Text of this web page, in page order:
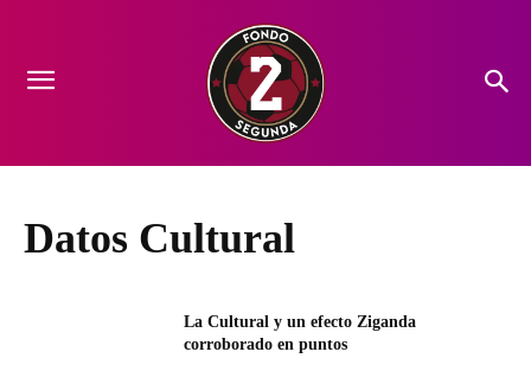
Datos Cultural
La Cultural y un efecto Ziganda
corroborado en puntos